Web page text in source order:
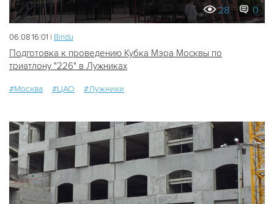
28 0
06.08 16:01 | Bindu
Подготовка к проведению Кубка Мэра Москвы по
триатлону "226" в Лужниках
#Москва #ЦАО #Лужники